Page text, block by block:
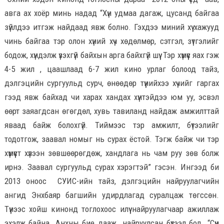
авга ах хоёр минь надад “Хүн удмаа дагаж, цусанд байгаа
зүйлдээ итгэж найдаад явж болно. Гэхдээ миний хүү хажууд
чинь байгаа тэр олон хүний хүч хөдөлмөр, сэтгэл, зүтгэлийг
бодож, хүндэлж үзэхгүй байхын арга байхгүй шүү. Тэр хүмүүс яах гэж
4-5 жил , цаашлаад 6-7 жил кино урлаг болоод тайз,
дэлгэцийн сургуульд сурч, өнөөдөр түүнийхээ хүчийг гаргах
гээд явж байхад чи харах хандах хүнтэйдээ юм уу, эсвэл
өөрт заяагдсан өгөгдөл, хувь тавиланд найдаж амжилттай
яваад байж болохгүй. Тиймээс тэр амжилт, бүтээлийг
тодотгож, заавал номыг нь сурах ёстой. Тэгж байж чи тэр
хүмүүст хүлээн зөвшөөрөгдөж, хандлага нь чам руу зөв болж
ирнэ. Заавал сургуульд сурах хэрэгтэй” гэсэн. Ингээд би
2013 оноос СУИС-ийн тайз, дэлгэцийн найруулагчийн
ангид Энхбаяр багшийн удирдлагад суралцаж төгссөн.
Түүнээс хойш кинонд тоглохоос илүү найруулагчаар ажиллаж